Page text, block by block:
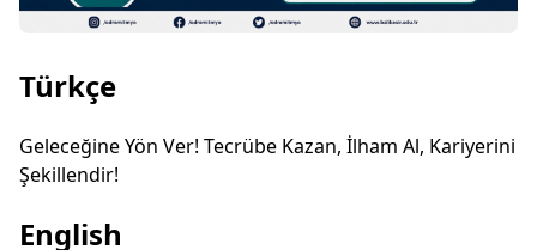
Türkçe
Geleceğine Yön Ver! Tecrübe Kazan, İlham Al, Kariyerini
Şekillendir!
English